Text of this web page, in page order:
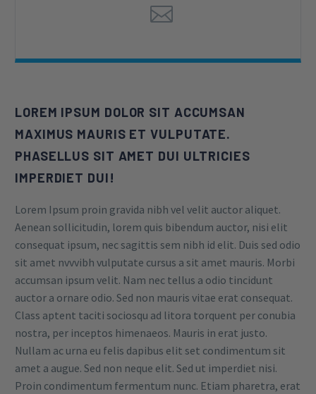
LOREM IPSUM DOLOR SIT ACCUMSAN
MAXIMUS MAURIS ET VULPUTATE.
PHASELLUS SIT AMET DUI ULTRICIES
IMPERDIET DUI!
Lorem Ipsum proin gravida nibh vel velit auctor aliquet.
Aenean sollicitudin, lorem quis bibendum auctor, nisi elit
consequat ipsum, nec sagittis sem nibh id elit. Duis sed odio
sit amet nvvvibh vulputate cursus a sit amet mauris. Morbi
accumsan ipsum velit. Nam nec tellus a odio tincidunt
auctor a ornare odio. Sed non mauris vitae erat consequat.
Class aptent taciti sociosqu ad litora torquent per conubia
nostra, per inceptos himenaeos. Mauris in erat justo.
Nullam ac urna eu felis dapibus elit set condimentum sit
amet a augue. Sed non neque elit. Sed ut imperdiet nisi.
Proin condimentum fermentum nunc. Etiam pharetra, erat